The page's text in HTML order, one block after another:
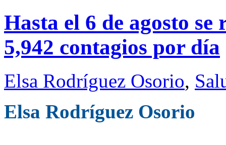
Hasta el 6 de agosto
5,942 contagios por día
Elsa Rodríguez Osorio,
Elsa Rodríguez Osorio